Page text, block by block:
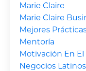
Marie Claire
Marie Claire
Mejores
Mentoría
Motivación En El
Negocios Latinos